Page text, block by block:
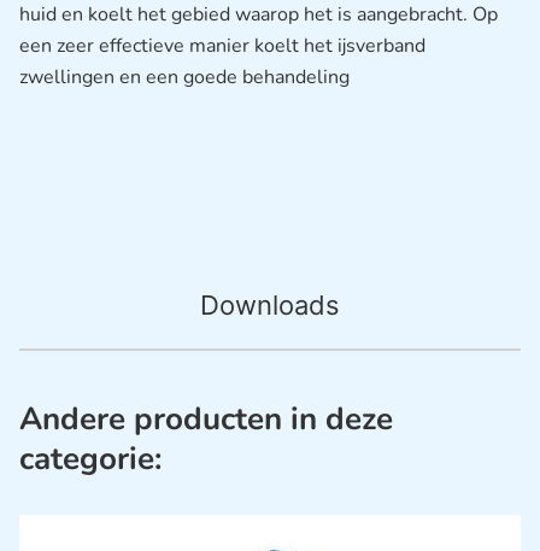
Downloads
huid en koelt het gebied waarop het is aangebracht. Op
een zeer effectieve manier koelt het ijsverband
zwellingen en een goede behandeling
Andere producten in deze
categorie: